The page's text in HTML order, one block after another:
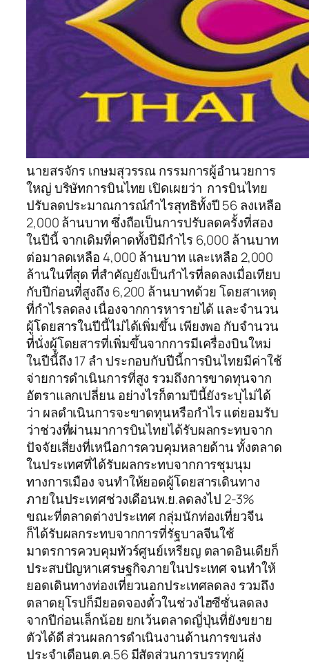
นายสรจักร เกษมสุวรรณ กรรมการผู้อำนวยการ
ใหญ่ บริษัทการบินไทย เปิดเผยว่า การบินไทย
ปรับลดประมาณการณ์กำไรสุทธิทั้งปี 56 ลงเหลือ
2,000 ล้านบาท ซึ่งถือเป็นการปรับลดครั้งที่สอง
ในปีนี้ จากเดิมที่คาดทั้งปีมีกำไร 6,000 ล้านบาท
ต่อมาลดเหลือ 4,000 ล้านบาท และเหลือ 2,000
ล้านในที่สุด ที่สำคัญยังเป็นกำไรที่ลดลงเมื่อเทียบ
กับปีก่อนที่สูงถึง 6,200 ล้านบาทด้วย โดยสาเหตุ
ที่กำไรลดลง เนื่องจากการหารายได้ และจำนวน
ผู้โดยสารในปีนี้ไม่ได้เพิ่มขึ้น เพียงพอ กับจำนวน
ที่นั่งผู้โดยสารที่เพิ่มขึ้นจากการมีเครื่องบินใหม่
ในปีนี้ถึง 17 ลำ ประกอบกับปีนี้การบินไทยมีค่าใช้
จ่ายการดำเนินการที่สูง รวมถึงการขาดทุนจาก
อัตราแลกเปลี่ยน อย่างไรก็ตามปีนี้ยังระบุไม่ได้
ว่า ผลดำเนินการจะขาดทุนหรือกำไร แต่ยอมรับ
ว่าช่วงที่ผ่านมาการบินไทยได้รับผลกระทบจาก
ปัจจัยเสี่ยงที่เหนือการควบคุมหลายด้าน ทั้งตลาด
ในประเทศที่ได้รับผลกระทบจากการชุมนุม
ทางการเมือง จนทำให้ยอดผู้โดยสารเดินทาง
ภายในประเทศช่วงเดือนพ.ย.ลดลงไป 2-3%
ขณะที่ตลาดต่างประเทศ กลุ่มนักท่องเที่ยวจีน
ก็ได้รับผลกระทบจากการที่รัฐบาลจีนใช้
มาตรการควบคุมทัวร์ศูนย์เหรียญ ตลาดอินเดียก็
ประสบปัญหาเศรษฐกิจภายในประเทศ จนทำให้
ยอดเดินทางท่องเที่ยวนอกประเทศลดลง รวมถึง
ตลาดยุโรปก็มียอดจองตั๋วในช่วงไฮซีซั่นลดลง
จากปีก่อนเล็กน้อย ยกเว้นตลาดญี่ปุ่นที่ยังขยาย
ตัวได้ดี ส่วนผลการดำเนินงานด้านการขนส่ง
ประจำเดือนต.ค.56 มีสัดส่วนการบรรทุกผู้